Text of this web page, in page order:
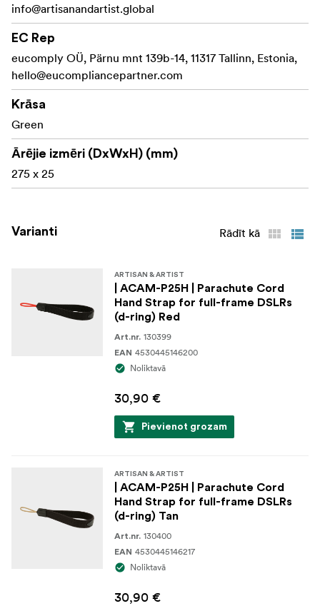
Izmēri: (garums x platums) 275 x 25 mm
Materiāls: Materiāls: neilons, akrils, āda
info@artisanandartist.global
EC Rep
eucomply OÜ, Pärnu mnt 139b-14, 11317 Tallinn, Estonia,
hello@eucompliancepartner.com
Krāsa
Green
Ārējie izmēri (DxWxH) (mm)
275 x 25
Varianti Rādīt kā
ARTISAN & ARTIST
| ACAM-P25H | Parachute Cord
Hand Strap for full-frame DSLRs
(d-ring) Red
Art.nr. 130399
EAN 4530445146200
Noliktavā
30,90 €
Pievienot grozam
ARTISAN & ARTIST
| ACAM-P25H | Parachute Cord
Hand Strap for full-frame DSLRs
(d-ring) Tan
Art.nr. 130400
EAN 4530445146217
Noliktavā
30,90 €